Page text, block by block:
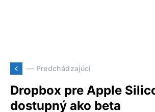
— Predchádzajúci
Dropbox pre Apple
dostupný ako beta